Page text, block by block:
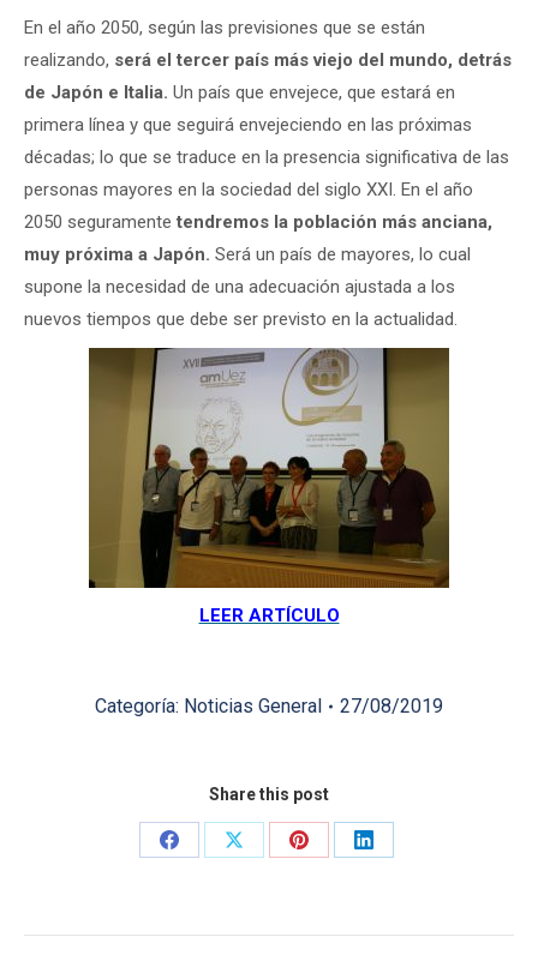
En el año 2050, según las previsiones que se están
realizando, será el tercer país más viejo del mundo, detrás
de Japón e Italia. Un país que envejece, que estará en
primera línea y que seguirá envejeciendo en las próximas
décadas; lo que se traduce en la presencia significativa de las
personas mayores en la sociedad del siglo XXI. En el año
2050 seguramente tendremos la población más anciana,
muy próxima a Japón. Será un país de mayores, lo cual
supone la necesidad de una adecuación ajustada a los
nuevos tiempos que debe ser previsto en la actualidad.
LEER ARTÍCULO
Categoría: Noticias General 27/08/2019
Share this post
Share
Share
Share
Share